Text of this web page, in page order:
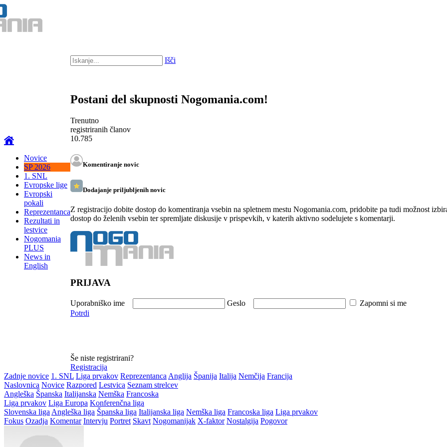
Novice
SP 2026
1. SNL
Evropske lige
Evropski
pokali
Reprezentanca
Rezultati in
lestvice
Nogomania
PLUS
News in
English
Išči
Postani del skupnosti Nogomania.com!
Trenutno
registriranih članov
10.785
Komentiranje novic
Dodajanje priljubljenih novic
Z registracijo dobite dostop do komentiranja vsebin na spletnem mestu Nogomania.com, pridobite pa tudi možnost
dostop do želenih vsebin ter spremljate diskusije v prispevkih, v katerih aktivno sodelujete s komentarji.
PRIJAVA
Uporabniško ime Geslo Zapomni si me
Potrdi
Še niste registrirani?
Registracija
Zadnje novice 1. SNL Liga prvakov Reprezentanca Anglija Španija Italija Nemčija Francija
Naslovnica Novice Razpored Lestvica Seznam strelcev
Angleška Španska Italijanska Nemška Francoska
Liga prvakov Liga Europa Konferenčna liga
Slovenska liga Angleška liga Španska liga Italijanska liga Nemška liga Francoska liga Liga prvakov
Fokus Ozadja Komentar Intervju Portret Skavt Nogomanijak X-faktor Nostalgija Pogovor